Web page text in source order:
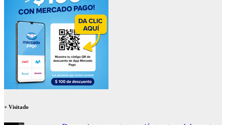
+ Visitado